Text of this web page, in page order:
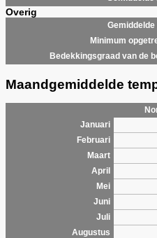
Overig
Minimum
Bedekkingsgraad van de
Maandgemiddelde
Januari
Februari
Maart
April
Mei
Juni
Juli
Augustus